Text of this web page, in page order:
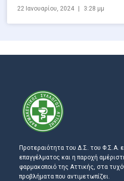
22 Ιανουαρίου, 2024 3:28 μμ
Προτεραιότητα του Δ.Σ. του Φ.Σ.Α.
επαγγέλματος και η παροχή
φαρμακοποιό της Αττικής, στα
προβλήματα που αντιμετωπίζει.